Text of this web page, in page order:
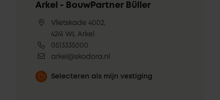
Arkel - BouwPartner Büller
Vlietskade 4002,
4241 WL Arkel
0513335000
arkel@skodora.nl
Selecteren als mijn vestiging